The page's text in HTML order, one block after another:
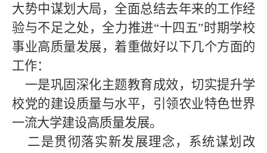
大势中谋划大局，全面总结去年来的工作经
验与不足之处，全力推进“十四五”时期学校
事业高质量发展，着重做好以下几个方面的
工作：
一是巩固深化主题教育成效，切实提升学
校党的建设质量与水平，引领农业特色世界
一流大学建设高质量发展。
二是贯彻落实新发展理念，系统谋划改